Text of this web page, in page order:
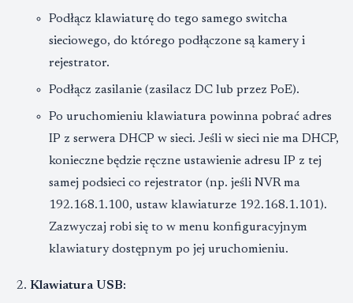
Podłącz klawiaturę do tego samego switcha
sieciowego, do którego podłączone są kamery i
rejestrator.
Podłącz zasilanie (zasilacz DC lub przez PoE).
Po uruchomieniu klawiatura powinna pobrać adres
IP z serwera DHCP w sieci. Jeśli w sieci nie ma DHCP,
konieczne będzie ręczne ustawienie adresu IP z tej
samej podsieci co rejestrator (np. jeśli NVR ma
192.168.1.100, ustaw klawiaturze 192.168.1.101).
Zazwyczaj robi się to w menu konfiguracyjnym
klawiatury dostępnym po jej uruchomieniu.
Klawiatura USB: